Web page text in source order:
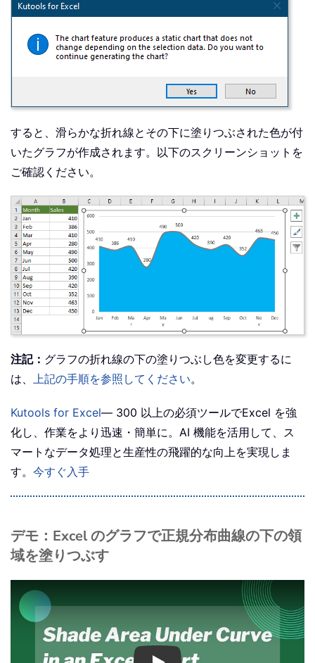
すると、滑らかな折れ線とその下に塗りつぶされた色が付
いたグラフが作成されます。以下のスクリーンショットを
ご確認ください。
注記： グラフの折れ線の下の塗りつぶし色を変更するに
は、
上記の手順を参照してください。
Kutools for Excel— 300 以上の必須ツールでExcel を強
化し、作業をより迅速・簡単に。AI 機能を活用して、ス
マートなデータ処理と生産性の飛躍的な向上を実現しま
す。 今すぐ入手
デモ：Excel のグラフで正規分布曲線の下の領
域を塗りつぶす